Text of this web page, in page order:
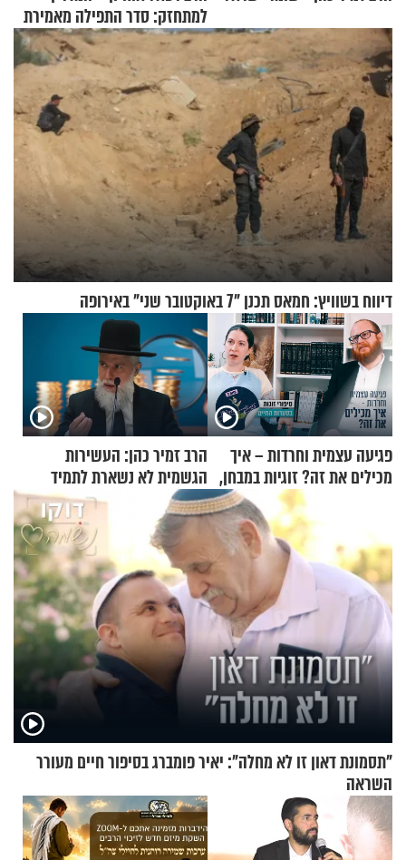
למתחזק: סדר התפילה מאמירת
הקורבנות ועד קריאת שמע
דיווח בשוויץ: חמאס תכנן "7 באוקטובר שני" באירופה
פגיעה עצמית וחרדות – איך
מכילים את זה? זוגיות במבחן,
הפעם עם יהודית ואלתר כהן
הרב זמיר כהן: העשירות
הגשמית לא נשארת לתמיד
"תסמונת דאון זו לא מחלה": יאיר פומברג בסיפור חיים מעורר
השראה